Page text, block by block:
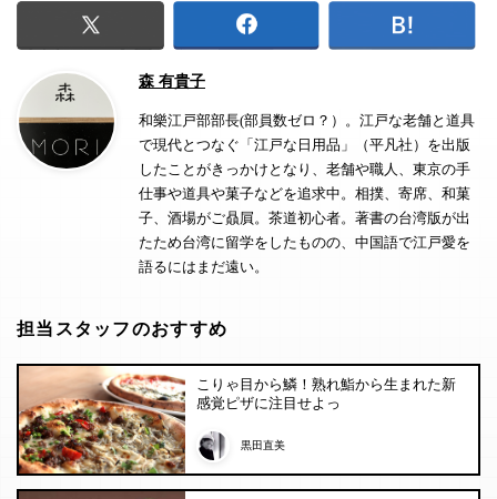
森 有貴子
和樂江戸部部長(部員数ゼロ？）。江戸な老舗と道具
で現代とつなぐ「江戸な日用品」（平凡社）を出版
したことがきっかけとなり、老舗や職人、東京の手
仕事や道具や菓子などを追求中。相撲、寄席、和菓
子、酒場がご贔屓。茶道初心者。著書の台湾版が出
たため台湾に留学をしたものの、中国語で江戸愛を
語るにはまだ遠い。
担当スタッフのおすすめ
こりゃ目から鱗！熟れ鮨から生まれた新
感覚ピザに注目せよっ
黒田直美